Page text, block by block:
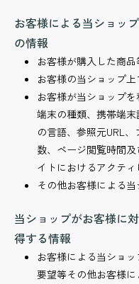
お客様による当ショッ
の情報
お客様が購入した商
お客様の当ショップ
お客様が当ショップを
端末の種類、携帯端
の言語、参照元URL
数、ページ閲覧時間
イトにおけるアクテ
その他お客様による
当ショップがお客様に
得する情報
お客様による当ショ
要望等その他お客様